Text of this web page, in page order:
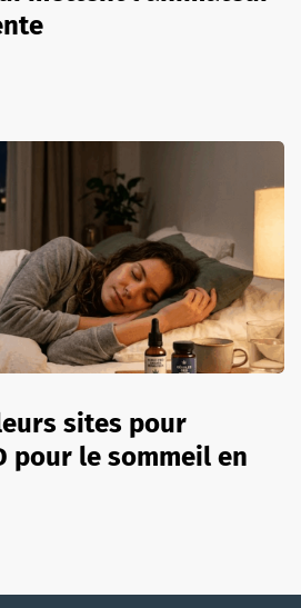
sites pour
pour le sommeil en